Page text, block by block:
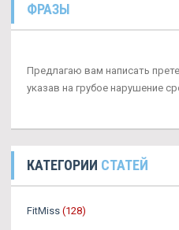
ФРАЗЫ
Предлагаю вам написать
указав на грубое нарушение
КАТЕГОРИИ СТАТЕЙ
FitMiss (128)